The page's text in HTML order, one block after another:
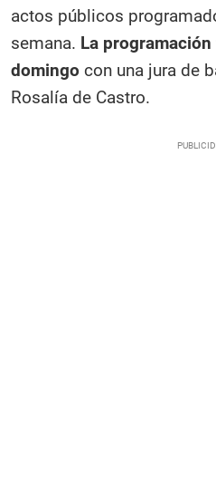
actos públicos
semana. La
domingo con una jura de
Rosalía de Castro.